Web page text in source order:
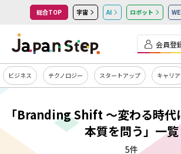
総合TOP 宇宙 AI ロボット
会員登
ビジネス テクノロジー スタートアップ キャリア
「Branding Shift ～変わる時代
本質を問う」一覧
5件